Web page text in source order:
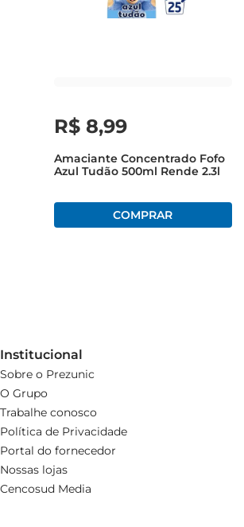
R$ 8,99
Amaciante Concentrado Fofo
Azul Tudão 500ml Rende 2.3l
Institucional
Sobre o Prezunic
O Grupo
Trabalhe conosco
Política de Privacidade
Portal do fornecedor
Nossas lojas
Cencosud Media